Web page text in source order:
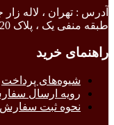
آدرس : تهران ، لاله
طبقه منفی یک ، پلاک 20
راهنمای خرید
شیوه‌های پرداخت
رویه ارسال
نحوه ثبت سفارش